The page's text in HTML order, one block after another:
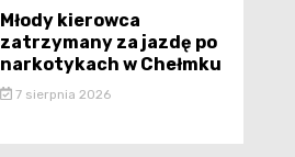
Młody kierowca
zatrzymany za jazdę po
narkotykach w Chełmku
7 sierpnia 2026